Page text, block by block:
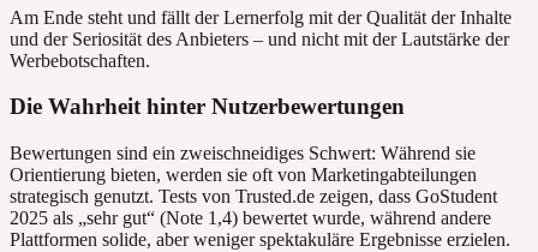
Am Ende steht und fällt der Lernerfolg mit der Qualität der Inhalte
und der Seriosität des Anbieters – und nicht mit der Lautstärke der
Werbebotschaften.
Die Wahrheit hinter Nutzerbewertungen
Bewertungen sind ein zweischneidiges Schwert: Während sie
Orientierung bieten, werden sie oft von Marketingabteilungen
strategisch genutzt. Tests von Trusted.de zeigen, dass GoStudent
2025 als „sehr gut“ (Note 1,4) bewertet wurde, während andere
Plattformen solide, aber weniger spektakuläre Ergebnisse erzielen.